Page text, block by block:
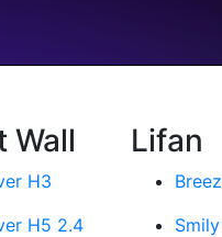
Wall
H3
H5 2.4
Lifan
Breez
Smily